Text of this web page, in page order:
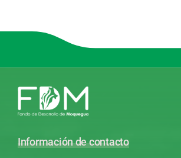
Información de contacto